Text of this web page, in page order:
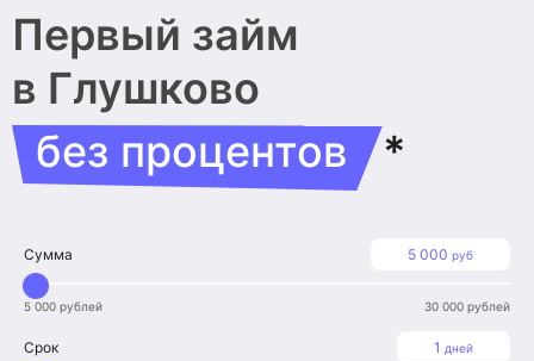
Первый займ
в Глушково
без процентов
*
5 000 руб
Сумма
5 000 рублей 30 000 рублей
1 дней
Срок